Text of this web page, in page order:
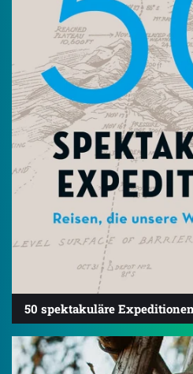
50 spektakuläre